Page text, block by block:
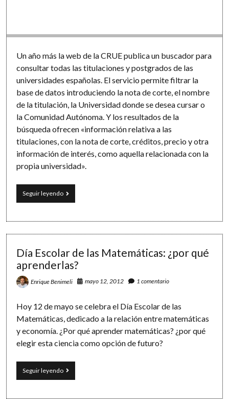
Un año más la web de la CRUE publica un buscador para
consultar todas las titulaciones y postgrados de las
universidades españolas. El servicio permite filtrar la
base de datos introduciendo la nota de corte, el nombre
de la titulación, la Universidad donde se desea cursar o
la Comunidad Autónoma. Y los resultados de la
búsqueda ofrecen «información relativa a las
titulaciones, con la nota de corte, créditos, precio y otra
información de interés, como aquella relacionada con la
propia universidad».
Seguir leyendoGuía
oficial
titulaciones
2012/2013:
¿qué
quieres
Día Escolar de las Matemáticas: ¿por qué
aprenderlas?
Enrique Benimeli mayo 12, 2012 1 comentario
Hoy 12 de mayo se celebra el Día Escolar de las
Matemáticas, dedicado a la relación entre matemáticas
y economía. ¿Por qué aprender matemáticas? ¿por qué
elegir esta ciencia como opción de futuro?
Seguir leyendoDía
Escolar
las